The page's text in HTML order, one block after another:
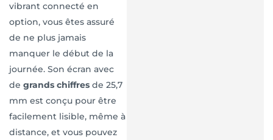
vibrant connecté en
option, vous êtes assuré
de ne plus jamais
manquer le début de la
journée. Son écran avec
de grands chiffres de 25,7
mm est conçu pour être
facilement lisible, même à
distance, et vous pouvez